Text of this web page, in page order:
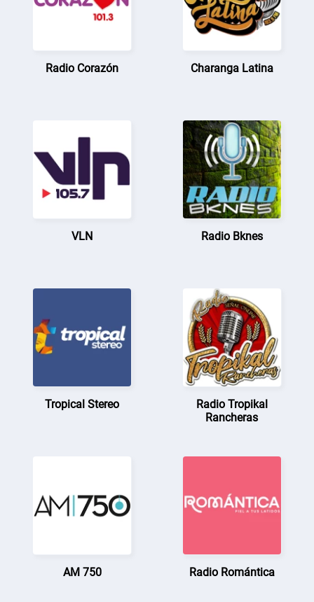
Radio Corazón Charanga Latina
VLN Radio Bknes
Tropical Stereo
Radio Tropikal
Rancheras
AM 750 Radio Romántica